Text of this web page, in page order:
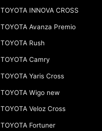
TOYOTA INNOVA CROSS
TOYOTA Avanza Premio
TOYOTA Rush
TOYOTA Camry
TOYOTA Yaris Cross
TOYOTA Wigo new
TOYOTA Veloz Cross
TOYOTA Fortuner